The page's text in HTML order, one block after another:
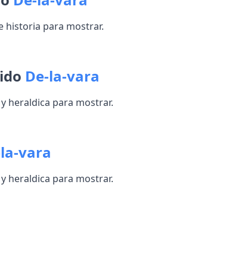
historia para mostrar.
De-la-vara
heraldica para mostrar.
vara
heraldica para mostrar.